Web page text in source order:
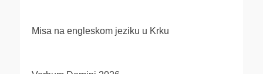
Misa na engleskom jeziku u Krku